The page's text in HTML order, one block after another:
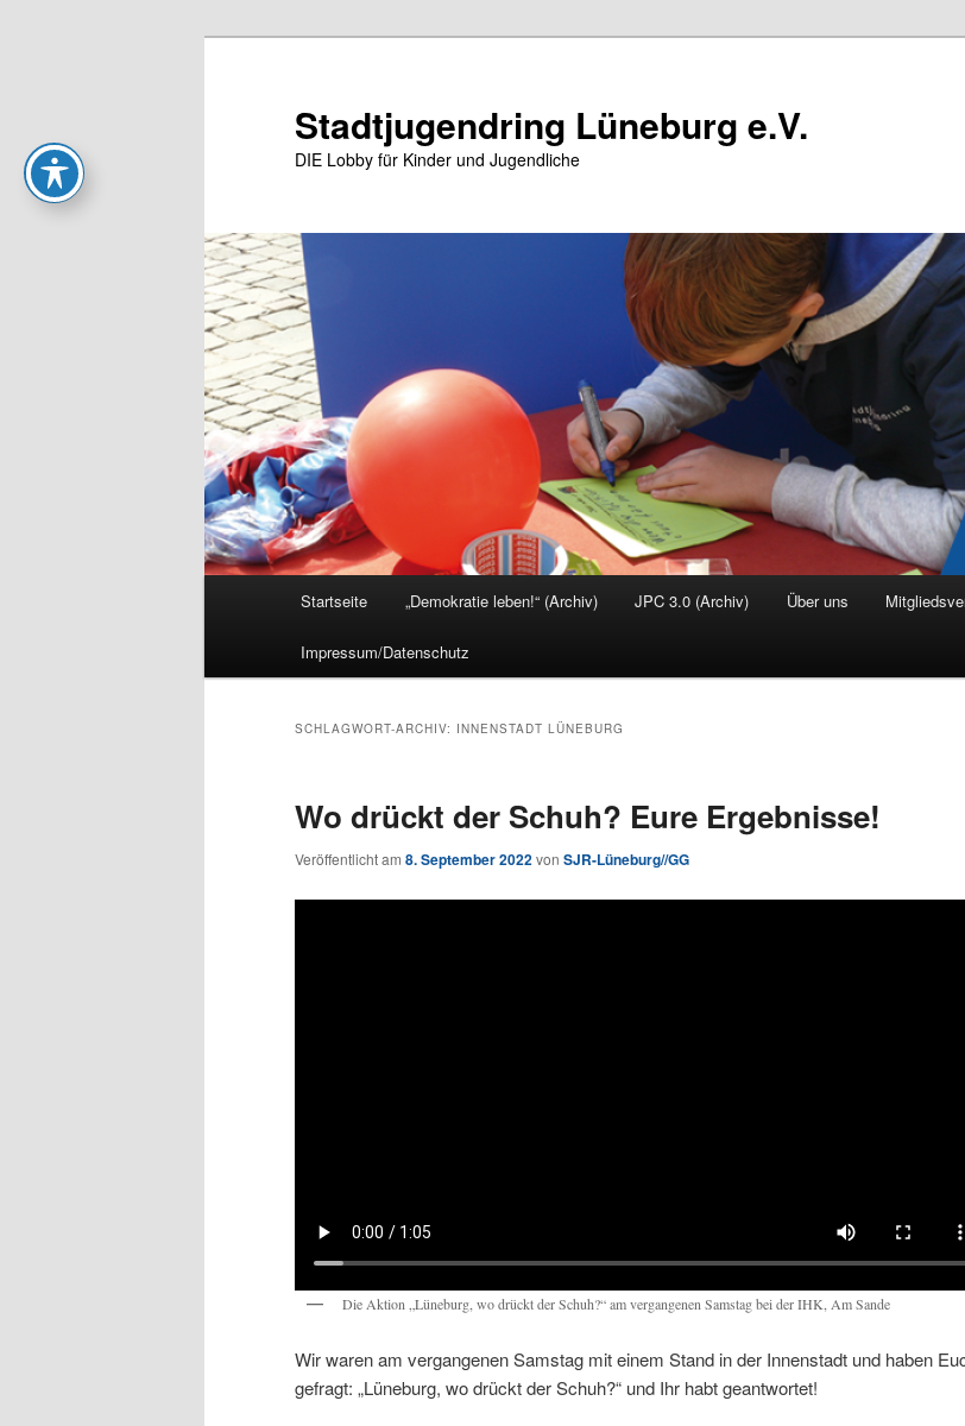
Stadtjugendring Lüneburg e.V.
DIE Lobby für Kinder und Jugendliche
Startseite „Demokratie leben!“ (Archiv) JPC 3.0 (Archiv) Über uns
Impressum/Datenschutz
SCHLAGWORT-ARCHIV: INNENSTADT LÜNEBURG
Wo drückt der Schuh? Eure Ergebnisse!
Veröffentlicht am 8. September 2022von SJR-Lüneburg//GG
Die Aktion „Lüneburg, wo drückt der Schuh?“ am vergangenen Samstag bei der IHK, Am Sande
Wir waren am vergangenen Samstag mit einem Stand in der Innenstadt und haben
gefragt: „Lüneburg, wo drückt der Schuh?“ und Ihr habt geantwortet!